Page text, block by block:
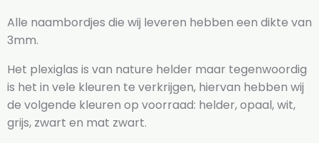
Alle naambordjes die wij leveren hebben een dikte van
3mm.
Het plexiglas is van nature helder maar tegenwoordig
is het in vele kleuren te verkrijgen, hiervan hebben wij
de volgende kleuren op voorraad: helder, opaal, wit,
grijs, zwart en mat zwart.